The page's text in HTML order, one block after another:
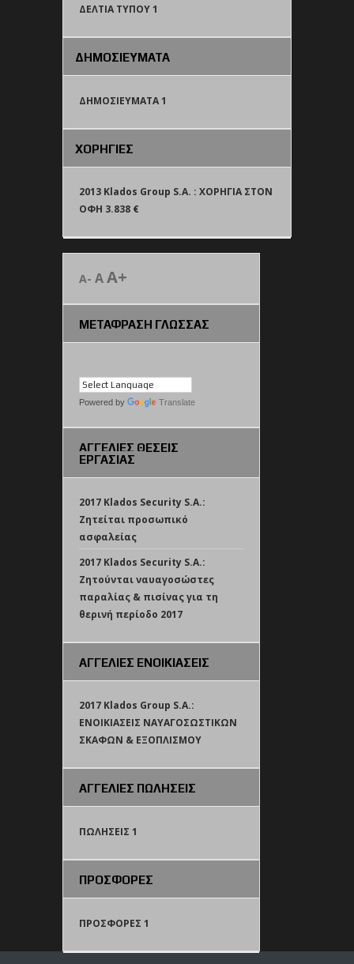
ΔΕΛΤΙΑ ΤΥΠΟΥ 1
ΔΗΜΟΣΙΕΥΜΑΤΑ
ΔΗΜΟΣΙΕΥΜΑΤΑ 1
ΧΟΡΗΓΙΕΣ
2013 Klados Group S.A. : ΧΟΡΗΓΙΑ ΣΤΟΝ
ΟΦΗ 3.838 €
A- AA+
ΜΕΤΑΦΡΑΣΗ ΓΛΩΣΣΑΣ
Powered by Translate
ΑΓΓΕΛΙΕΣ ΘΕΣΕΙΣ
ΕΡΓΑΣΙΑΣ
2017 Klados Security S.A.:
Ζητείται προσωπικό
ασφαλείας
2017 Klados Security S.A.:
Ζητούνται ναυαγοσώστες
παραλίας & πισίνας για τη
θερινή περίοδο 2017
ΑΓΓΕΛΙΕΣ ΕΝΟΙΚΙΑΣΕΙΣ
2017 Klados Group S.A.:
ΕΝΟΙΚΙΑΣΕΙΣ ΝΑΥΑΓΟΣΩΣΤΙΚΩΝ
ΣΚΑΦΩΝ & ΕΞΟΠΛΙΣΜΟΥ
ΑΓΓΕΛΙΕΣ ΠΩΛΗΣΕΙΣ
ΠΩΛΗΣΕΙΣ 1
ΠΡΟΣΦΟΡΕΣ
ΠΡΟΣΦΟΡΕΣ 1